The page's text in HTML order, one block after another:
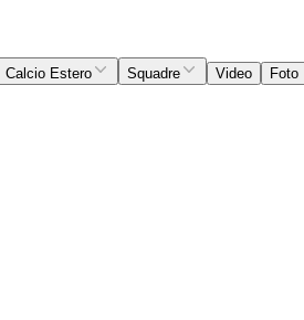
Calcio Estero Squadre Video Foto